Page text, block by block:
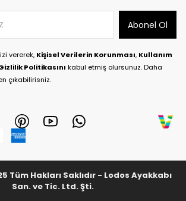
Abonel Ol
vererek, Kişisel Verilerin Korunması, Kullanım
Politikasını kabul etmiş olursunuz. Daha
çıkabilirisniz.
Tüm Hakları Saklıdır - Lodos Ayakkabı
San. ve Tic. Ltd. Şti.